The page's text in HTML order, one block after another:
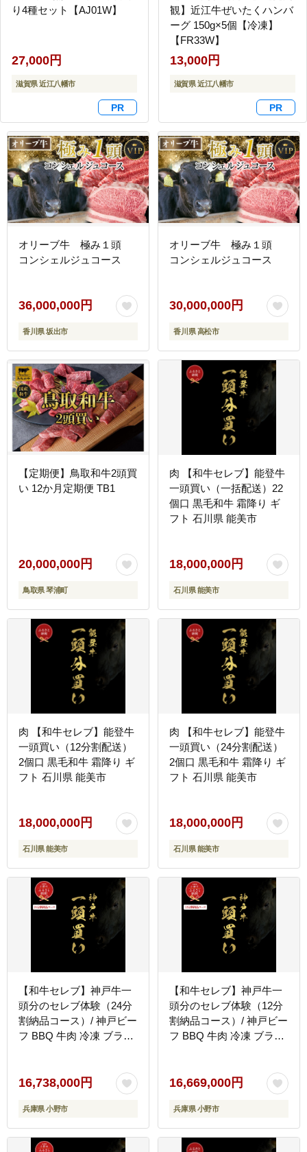
り4種セット【AJ01W】
27,000円
滋賀県 近江八幡市
観】近江牛ぜいたくハンバ
ーグ 150g×5個【冷凍】
【FR33W】
13,000円
滋賀県 近江八幡市
オリーブ牛 極み１頭
コンシェルジュコース
36,000,000円
香川県 坂出市
オリーブ牛 極み１頭
コンシェルジュコース
30,000,000円
香川県 高松市
【定期便】鳥取和牛2頭買
い 12か月定期便 TB1
20,000,000円
鳥取県 琴浦町
肉 【和牛セレブ】能登牛
一頭買い（一括配送）22
個口 黒毛和牛 霜降り ギ
フト 石川県 能美市
18,000,000円
石川県 能美市
肉 【和牛セレブ】能登牛
一頭買い（12分割配送）
2個口 黒毛和牛 霜降り ギ
フト 石川県 能美市
18,000,000円
石川県 能美市
肉 【和牛セレブ】能登牛
一頭買い（24分割配送）
2個口 黒毛和牛 霜降り ギ
フト 石川県 能美市
18,000,000円
石川県 能美市
【和牛セレブ】神戸牛一
頭分のセレブ体験（24分
割納品コース）/ 神戸ビー
フ BBQ 牛肉 冷凍 ブラン
16,738,000円
兵庫県 小野市
【和牛セレブ】神戸牛一
頭分のセレブ体験（12分
割納品コース）/ 神戸ビー
フ BBQ 牛肉 冷凍 ブラン
16,669,000円
兵庫県 小野市